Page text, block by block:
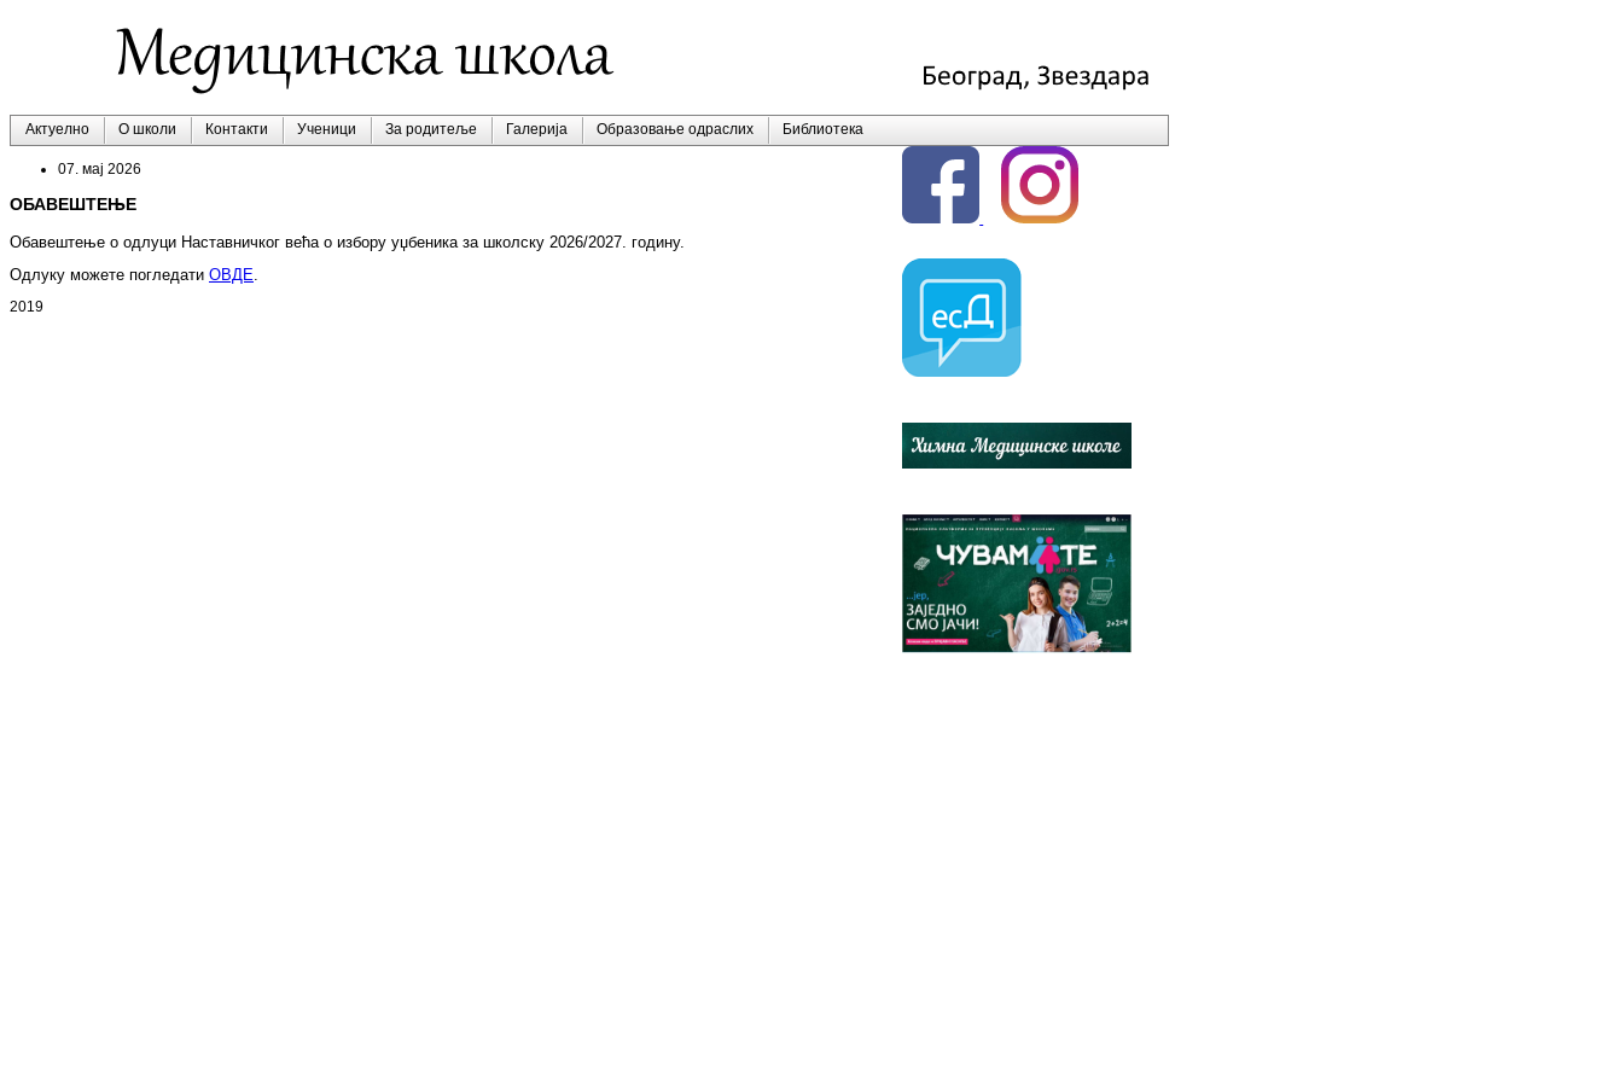
Актуелно О школи Контакти Ученици За родитеље Галерија Образовање одраслих Библиотека
07. мај 2026
ОБАВЕШТЕЊЕ
Обавештење о одлуци Наставничког већа о избору уџбеника за школску 2026/2027. годину.
Одлуку можете погледати ОВДЕ
2019